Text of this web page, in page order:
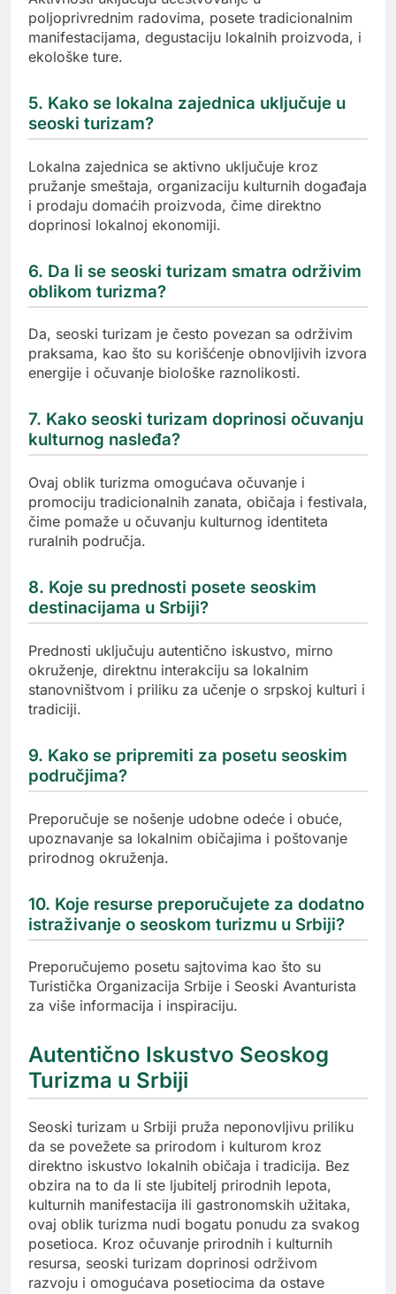
poljoprivrednim radovima, posete tradicionalnim
manifestacijama, degustaciju lokalnih proizvoda, i
ekološke ture.
5. Kako se lokalna zajednica uključuje u
seoski turizam?
Lokalna zajednica se aktivno uključuje kroz
pružanje smeštaja, organizaciju kulturnih događaja
i prodaju domaćih proizvoda, čime direktno
doprinosi lokalnoj ekonomiji.
6. Da li se seoski turizam smatra održivim
oblikom turizma?
Da, seoski turizam je često povezan sa održivim
praksama, kao što su korišćenje obnovljivih izvora
energije i očuvanje biološke raznolikosti.
7. Kako seoski turizam doprinosi očuvanju
kulturnog nasleđa?
Ovaj oblik turizma omogućava očuvanje i
promociju tradicionalnih zanata, običaja i festivala,
čime pomaže u očuvanju kulturnog identiteta
ruralnih područja.
8. Koje su prednosti posete seoskim
destinacijama u Srbiji?
Prednosti uključuju autentično iskustvo, mirno
okruženje, direktnu interakciju sa lokalnim
stanovništvom i priliku za učenje o srpskoj kulturi i
tradiciji.
9. Kako se pripremiti za posetu seoskim
područjima?
Preporučuje se nošenje udobne odeće i obuće,
upoznavanje sa lokalnim običajima i poštovanje
prirodnog okruženja.
10. Koje resurse preporučujete za dodatno
istraživanje o seoskom turizmu u Srbiji?
Preporučujemo posetu sajtovima kao što su
Turistička Organizacija Srbije i Seoski Avanturista
za više informacija i inspiraciju.
Autentično Iskustvo Seoskog
Turizma u Srbiji
Seoski turizam u Srbiji pruža neponovljivu priliku
da se povežete sa prirodom i kulturom kroz
direktno iskustvo lokalnih običaja i tradicija. Bez
obzira na to da li ste ljubitelj prirodnih lepota,
kulturnih manifestacija ili gastronomskih užitaka,
ovaj oblik turizma nudi bogatu ponudu za svakog
posetioca. Kroz očuvanje prirodnih i kulturnih
resursa, seoski turizam doprinosi održivom
razvoju i omogućava posetiocima da ostave